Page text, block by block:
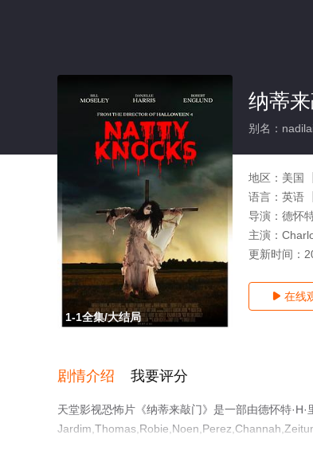
1-1全集/大结局
纳蒂
别名：
地区： 美国
语言： 英语
导演： 德怀
主演：
更新时间：
 在线
剧情介绍 我要评分
天堂影视恐怖片《纳蒂来敲门》是一部由德怀特
丹妮尔·哈丽丝,Dawn,Noel等演员精彩演绎的美国